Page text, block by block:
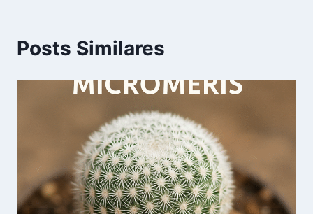
Posts Similares